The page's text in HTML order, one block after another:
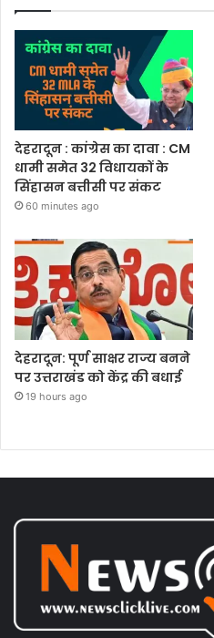
देहरादून : कांग्रेस का दावा : CM
धामी समेत 32 विधायकों के
सिंहासन बत्तीसी पर संकट
60 minutes ago
देहरादून: पूर्ण साक्षर राज्य बनने
पर उत्तराखंड को केंद्र की बधाई
19 hours ago